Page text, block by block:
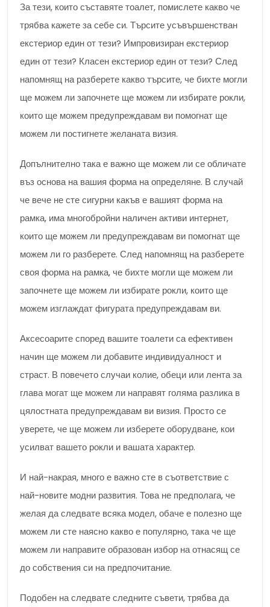
За тези, които съставяте тоалет, помислете какво че
трябва кажете за себе си. Търсите усъвършенстван
екстериор един от тези? Импровизиран екстериор
един от тези? Класен екстериор един от тези? След
напомнящ на разберете какво търсите, че бихте могли
ще можем ли започнете ще можем ли избирате рокли,
които ще можем предупреждавам ви помогнат ще
можем ли постигнете желаната визия.
Допълнително така е важно ще можем ли се обличате
въз основа на вашия форма на определяне. В случай
че вече не сте сигурни какъв е вашият форма на
рамка, има многобройни наличен активи интернет,
които ще можем ли предупреждавам ви помогнат ще
можем ли го разберете. След напомнящ на разберете
своя форма на рамка, че бихте могли ще можем ли
започнете ще можем ли избирате рокли, които ще
можем изглаждат фигурата предупреждавам ви.
Аксесоарите според вашите тоалети са ефективен
начин ще можем ли добавите индивидуалност и
страст. В повечето случаи колие, обеци или лента за
глава могат ще можем ли направят голяма разлика в
цялостната предупреждавам ви визия. Просто се
уверете, че ще можем ли изберете оборудване, кои
усилват вашето рокли и вашата характер.
И най-накрая, много е важно сте в съответствие с
най-новите модни развития. Това не предполага, че
желая да следвате всяка модел, обаче е полезно ще
можем ли сте наясно какво е популярно, така че ще
можем ли направите образован избор на отнасящ се
до собствения си на предпочитание.
Подобен на следвате следните съвети, трябва да